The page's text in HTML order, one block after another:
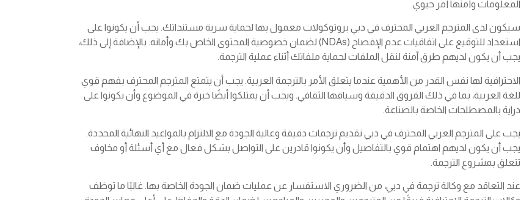
المعلومات وأمنها أمر حيوي.
سيكون لدى المترجم العربي المحترف في دبي بروتوكولات معمول بها لحماية سرية مستنداتك. يجب أن يكونوا على
استعداد للتوقيع على اتفاقيات عدم الإفصاح (NDAs) لضمان خصوصية المحتوى الخاص بك وأمانه. بالإضافة إلى ذلك،
يجب أن يكون لديهم طرق آمنة لنقل الملفات لحماية ملفاتك أثناء عملية الترجمة.
الاحترافية لها نفس القدر من الأهمية عندما يتعلق الأمر بالترجمة العربية. يجب أن يتمتع المترجم المحترف بفهم قوي
للغة العربية، بما في ذلك الفروق الدقيقة وسياقها الثقافي. ويجب أن يمتلكوا أيضًا خبرة في الموضوع وأن يكونوا على
دراية بالمصطلحات الخاصة بالصناعة.
يجب على المترجم العربي المحترف في دبي تقديم ترجمات دقيقة وعالية الجودة مع الالتزام بالمواعيد النهائية المحددة.
يجب أن يكون لديهم اهتمام قوي بالتفاصيل وأن يكونوا قادرين على التواصل بشكل فعال مع أي أسئلة أو مخاوف
تتعلق بمشروع الترجمة.
عند التعاقد مع وكالة ترجمة في دبي، من الضروري الاستفسار عن عمليات ضمان الجودة الخاصة بها. غالبًا ما توظف